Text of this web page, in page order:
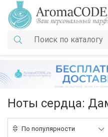
Ноты сердца:
По популярности